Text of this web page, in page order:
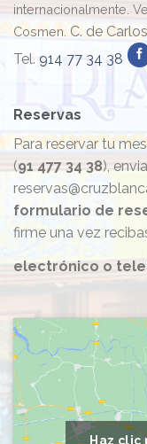
internacionalmente.
Cosmen. C. de
Tel. 914 77 34 38
Haz
Reservas
Para reservar tu
(91 477 34 38),
formulario de
firme una vez
electrónico o